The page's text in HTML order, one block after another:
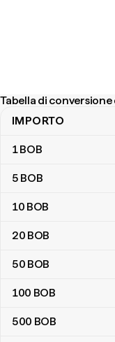
Tabella di
Tabella di conversione
IMPORTO
1BOB
5 BOB
10 BOB
20 BOB
50 BOB
100 BOB
500 BOB